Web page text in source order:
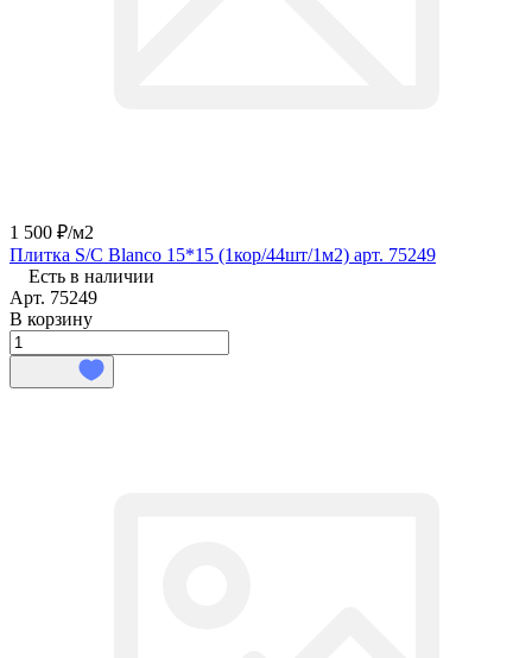
1 500 ₽/м2
Плитка S/C Blanco 15*15 (1кор/44шт/1м2) арт. 75249
Есть в наличии
Арт. 75249
В корзину